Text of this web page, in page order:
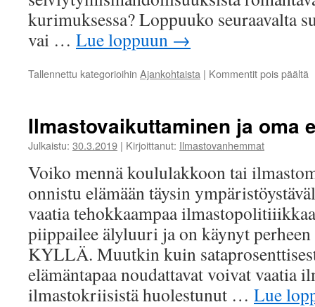
kurimuksessa? Loppuuko seuraavalta
vai … Lue loppuun →
Tallennettu kategorioihin Ajankohtaista | Kommentit pois päältä
ja
Ilmastovaikuttaminen ja oma
Julkaistu: 30.3.2019 | Kirjoittanut: Ilmastovanhemmat
Voiko mennä koululakkoon tai
onnistu elämään täysin
vaatia tehokkaampaa
piippailee älyluuri ja on käynyt perheen
KYLLÄ. Muutkin kuin
elämäntapaa noudattavat voivat vaatia
ilmastokriisistä huolestunut … Lue